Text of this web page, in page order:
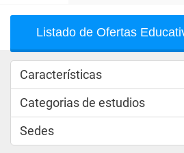
Listado de Ofertas
Características
Categorias de estudios
Sedes